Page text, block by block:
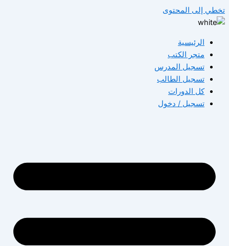
تخطي إلى المحتوى
الرئيسية
متجر الكتب
تسجيل المدرس
تسجيل الطالب
كل الدورات
تسجيل / دخول